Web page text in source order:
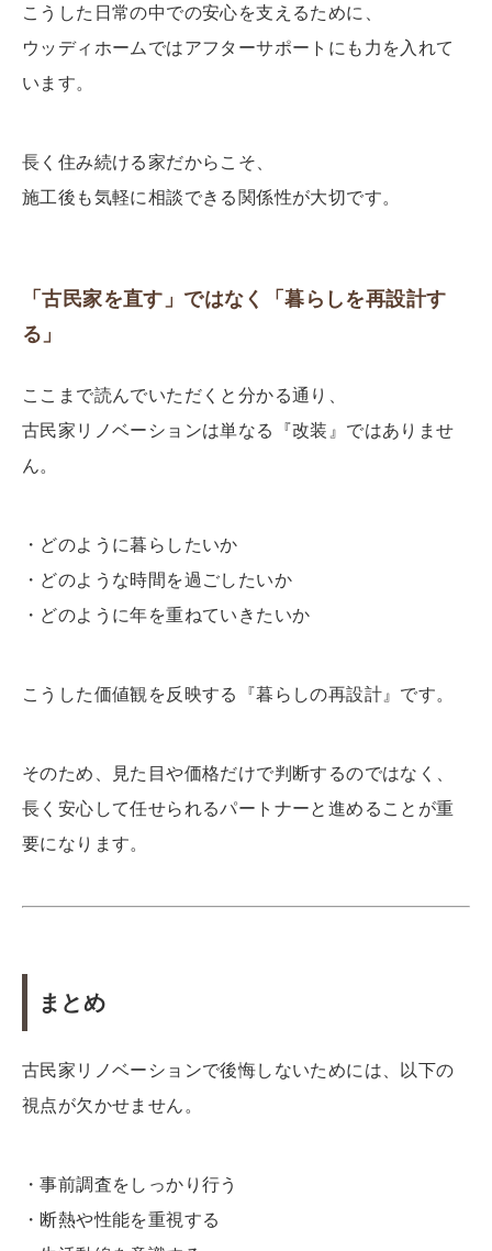
こうした日常の中での安心を支えるために、
ウッディホームではアフターサポートにも力を入れて
います。
長く住み続ける家だからこそ、
施工後も気軽に相談できる関係性が大切です。
「古民家を直す」ではなく「暮らしを再設計す
る」
ここまで読んでいただくと分かる通り、
古民家リノベーションは単なる『改装』ではありませ
ん。
・どのように暮らしたいか
・どのような時間を過ごしたいか
・どのように年を重ねていきたいか
こうした価値観を反映する『暮らしの再設計』です。
そのため、見た目や価格だけで判断するのではなく、
長く安心して任せられるパートナーと進めることが重
要になります。
まとめ
古民家リノベーションで後悔しないためには、以下の
視点が欠かせません。
・事前調査をしっかり行う
・断熱や性能を重視する